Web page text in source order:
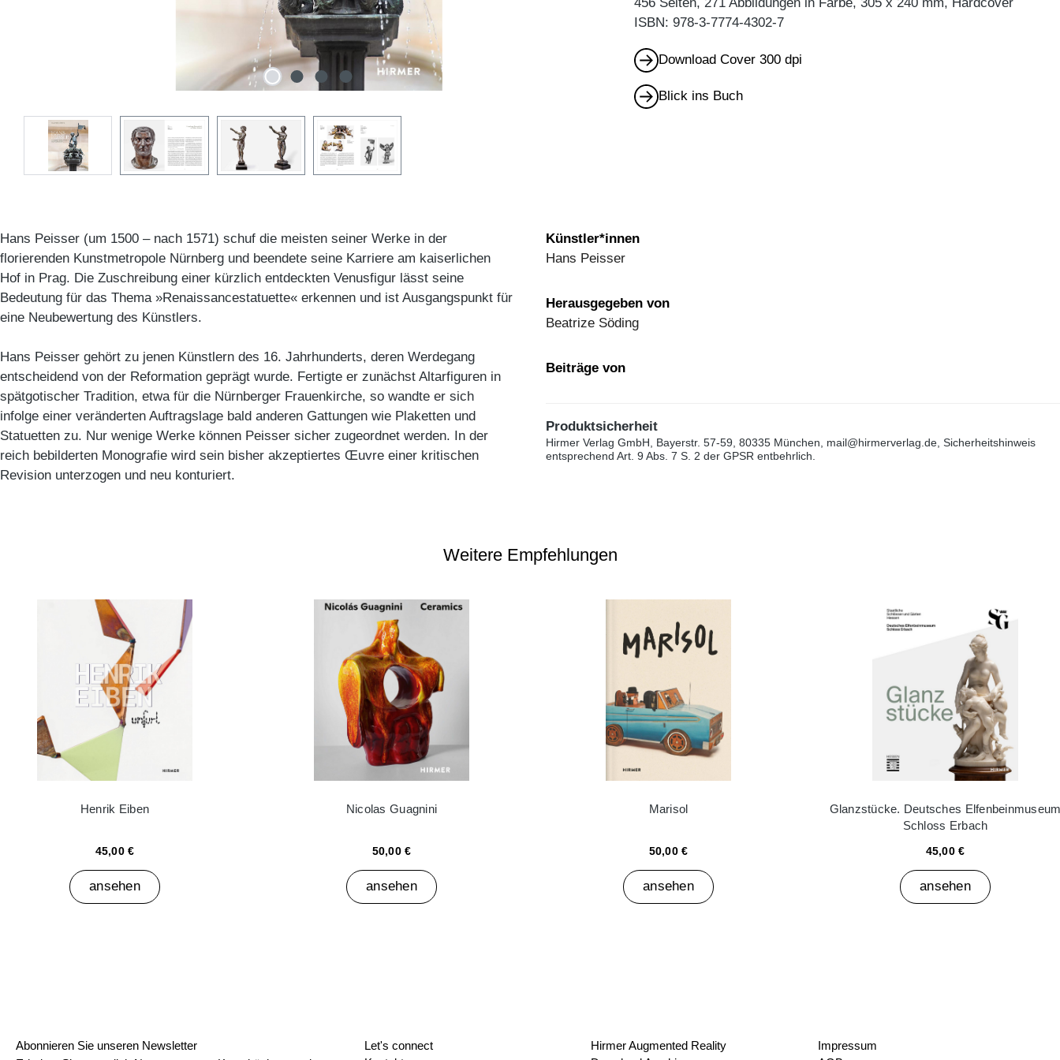
ISBN: 978-3-7774-4302-7
Download Cover 300 dpi
Blick ins Buch
Hans Peisser (um 1500 – nach 1571) schuf die meisten seiner Werke in der
florierenden Kunstmetropole Nürnberg und beendete seine Karriere am kaiserlichen
Hof in Prag. Die Zuschreibung einer kürzlich entdeckten Venusfigur lässt seine
Bedeutung für das Thema »Renaissancestatuette« erkennen und ist Ausgangspunkt für
eine Neubewertung des Künstlers.
Hans Peisser gehört zu jenen Künstlern des 16. Jahrhunderts, deren Werdegang
entscheidend von der Reformation geprägt wurde. Fertigte er zunächst Altarfiguren in
spätgotischer Tradition, etwa für die Nürnberger Frauenkirche, so wandte er sich
infolge einer veränderten Auftragslage bald anderen Gattungen wie Plaketten und
Statuetten zu. Nur wenige Werke können Peisser sicher zugeordnet werden. In der
reich bebilderten Monografie wird sein bisher akzeptiertes Œuvre einer kritischen
Revision unterzogen und neu konturiert.
Künstler*innen
Hans Peisser
Herausgegeben von
Beatrize Söding
Beiträge von
Produktsicherheit
Hirmer Verlag GmbH, Bayerstr. 57-59, 80335 München, mail@hirmerverlag.de, Sicherheitshinweis
entsprechend Art. 9 Abs. 7 S. 2 der GPSR entbehrlich.
Weitere Empfehlungen
Henrik Eiben
45,00 €
ansehen
Nicolas Guagnini
50,00 €
ansehen
Marisol
50,00 €
ansehen
Glanzstücke. Deutsches
Schloss Erbach
45,00 €
ansehen
Abonnieren Sie unseren Newsletter
Let's connect
Hirmer Augmented Reality
Impressum